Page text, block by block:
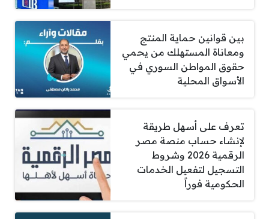
بين قوانين حماية المنتج
ومعاناة المستهلك من يحمي
حقوق المواطن السوري في
الأسواق المحلية
تعرف على أسهل طريقة
لإنشاء حساب منصة مصر
الرقمية 2026 وشروط
التسجيل لتفعيل الخدمات
الحكومية فوراً